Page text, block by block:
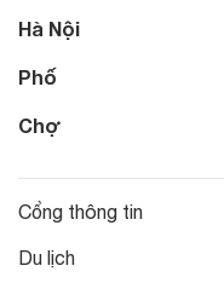
Hà Nội
Phố
Chợ
Cổng thông tin
Du lịch